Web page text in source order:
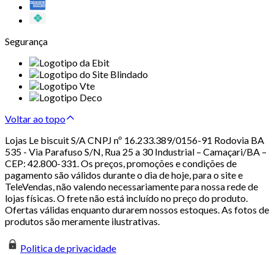
Segurança
Voltar ao topo
Lojas Le biscuit S/A CNPJ nº 16.233.389/0156-91 Rodovia BA
535 - Via Parafuso S/N, Rua 25 a 30 Industrial – Camaçari/BA –
CEP: 42.800-331. Os preços, promoções e condições de
pagamento são válidos durante o dia de hoje, para o site e
TeleVendas, não valendo necessariamente para nossa rede de
lojas físicas. O frete não está incluído no preço do produto.
Ofertas válidas enquanto durarem nossos estoques. As fotos de
produtos são meramente ilustrativas.
Politica de privacidade